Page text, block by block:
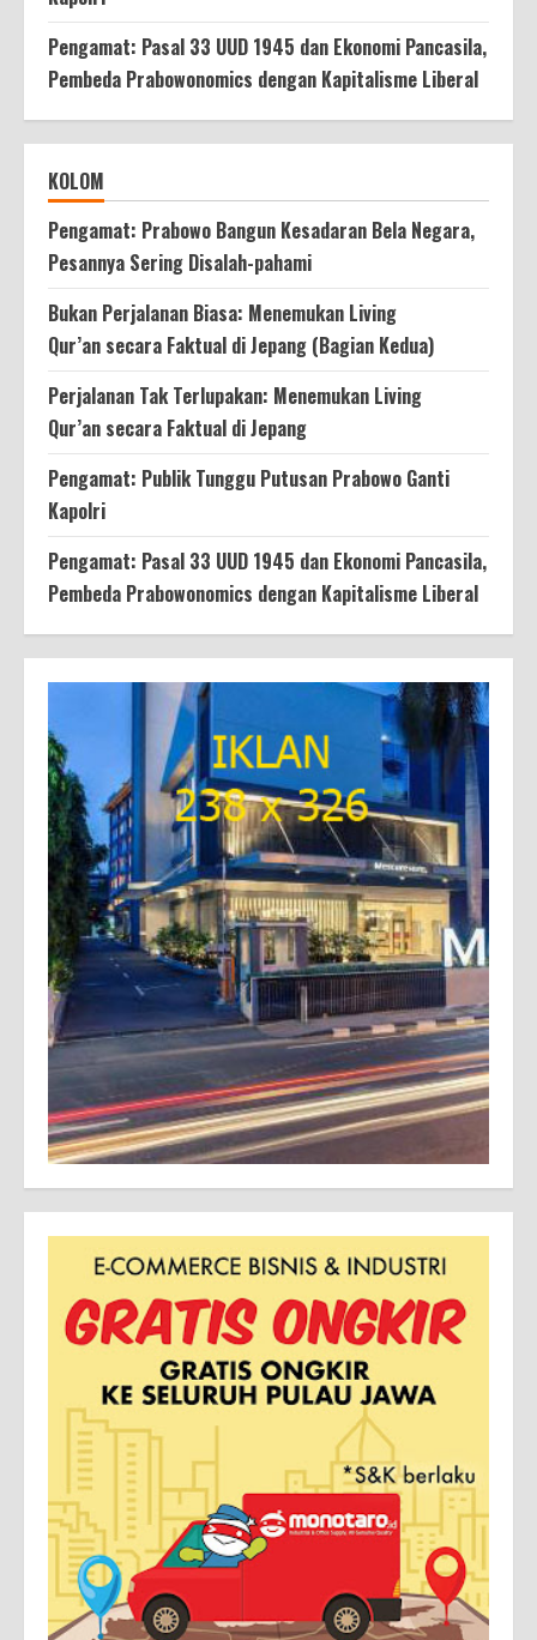
Pengamat: Pasal 33 UUD 1945 dan Ekonomi Pancasila,
Pembeda Prabowonomics dengan Kapitalisme Liberal
KOLOM
Pengamat: Prabowo Bangun Kesadaran Bela Negara,
Pesannya Sering Disalah-pahami
Bukan Perjalanan Biasa: Menemukan Living
Qur’an secara Faktual di Jepang (Bagian Kedua)
Perjalanan Tak Terlupakan: Menemukan Living
Qur’an secara Faktual di Jepang
Pengamat: Publik Tunggu Putusan Prabowo Ganti
Kapolri
Pengamat: Pasal 33 UUD 1945 dan Ekonomi Pancasila,
Pembeda Prabowonomics dengan Kapitalisme Liberal